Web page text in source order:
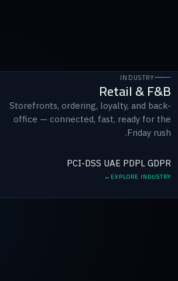
INDUSTRY
Retail & F&B
Storefronts, ordering, loyalty, and back-
office — connected, fast, ready for the
Friday rush.
PCI-DSS UAE PDPL GDPR
EXPLORE INDUSTRY